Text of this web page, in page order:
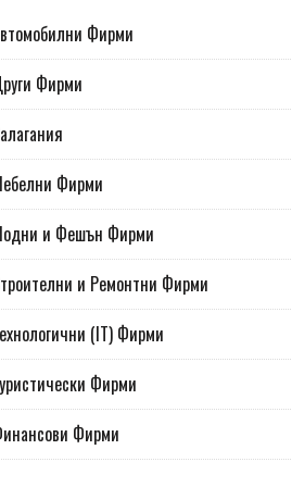
Фирми
Фирми
Фирми
и Фешън Фирми
и Ремонтни Фирми
(IT) Фирми
Фирми
Фирми